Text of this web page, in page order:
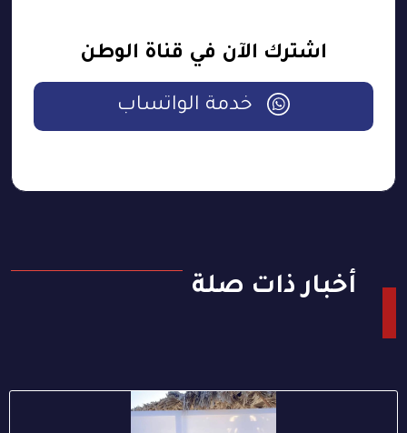
اشترك الآن في قناة الوطن
خدمة الواتساب
أخبار ذات صلة